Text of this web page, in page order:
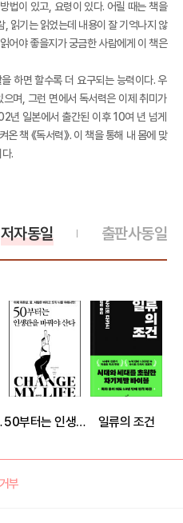
법이 있고, 요령이 있다. 어릴 때는 책을
읽기는 읽었는데 내용이 잘 기억나지 않
어야 좋을지가 궁금한 사람에게 이 책은
하면 할수록 더 요구되는 능력이다. 우
며, 그런 면에서 독서력은 이제 취미가
년 일본에서 출간된 이후 10여 년 넘게
책 《독서력》. 이 책을 통해 내 몸에 맞
.
출판사동일
저자동일
수업 50부터는 인생관을 바꿔야 산다 일류의 조건
부